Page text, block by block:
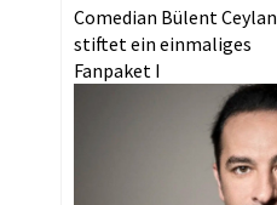
Comedian Bülent Ceylan
stiftet ein einmaliges
Fanpaket I